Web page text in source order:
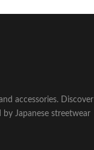
accessories. Discover
Japanese streetwear